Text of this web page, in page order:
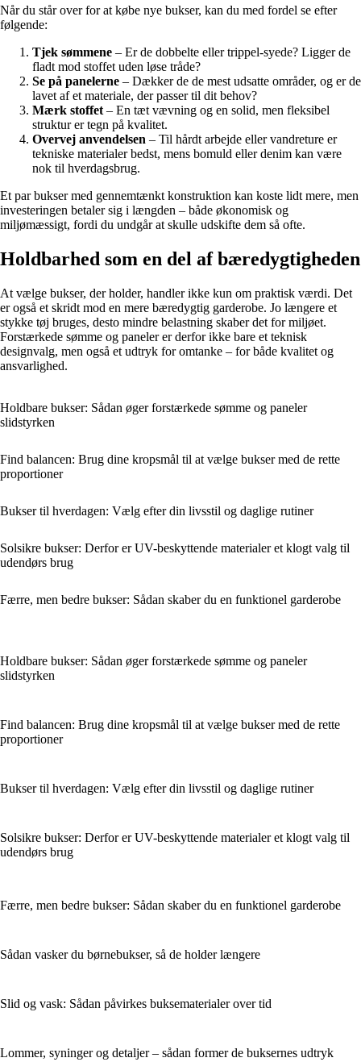
Når du står over for at købe nye bukser, kan du med fordel se efter
følgende:
Tjek sømmene – Er de dobbelte eller trippel-syede? Ligger de
fladt mod stoffet uden løse tråde?
Se på panelerne – Dækker de de mest udsatte områder, og er de
lavet af et materiale, der passer til dit behov?
Mærk stoffet – En tæt vævning og en solid, men fleksibel
struktur er tegn på kvalitet.
Overvej anvendelsen – Til hårdt arbejde eller vandreture er
tekniske materialer bedst, mens bomuld eller denim kan være
nok til hverdagsbrug.
Et par bukser med gennemtænkt konstruktion kan koste lidt mere, men
investeringen betaler sig i længden – både økonomisk og
miljømæssigt, fordi du undgår at skulle udskifte dem så ofte.
Holdbarhed som en del af bæredygtigheden
At vælge bukser, der holder, handler ikke kun om praktisk værdi. Det
er også et skridt mod en mere bæredygtig garderobe. Jo længere et
stykke tøj bruges, desto mindre belastning skaber det for miljøet.
Forstærkede sømme og paneler er derfor ikke bare et teknisk
designvalg, men også et udtryk for omtanke – for både kvalitet og
ansvarlighed.
Holdbare bukser: Sådan øger forstærkede sømme og paneler
slidstyrken
Find balancen: Brug dine kropsmål til at vælge bukser med de rette
proportioner
Bukser til hverdagen: Vælg efter din livsstil og daglige rutiner
Solsikre bukser: Derfor er UV-beskyttende materialer et klogt valg til
udendørs brug
Færre, men bedre bukser: Sådan skaber du en funktionel garderobe
Holdbare bukser: Sådan øger forstærkede sømme og paneler
slidstyrken
Find balancen: Brug dine kropsmål til at vælge bukser med de rette
proportioner
Bukser til hverdagen: Vælg efter din livsstil og daglige rutiner
Solsikre bukser: Derfor er UV-beskyttende materialer et klogt valg til
udendørs brug
Færre, men bedre bukser: Sådan skaber du en funktionel garderobe
Sådan vasker du børnebukser, så de holder længere
Slid og vask: Sådan påvirkes buksematerialer over tid
Lommer, syninger og detaljer – sådan former de buksernes udtryk